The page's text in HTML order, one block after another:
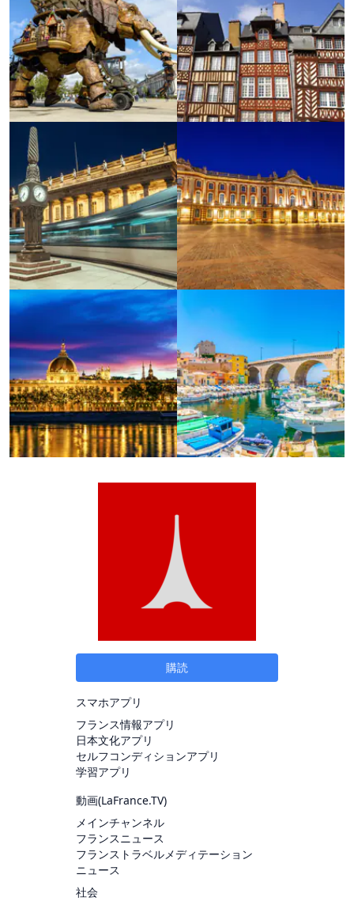
購読
スマホアプリ
フランス情報アプリ
日本文化アプリ
セルフコンディションアプリ
学習アプリ
動画(LaFrance.TV)
メインチャンネル
フランスニュース
フランストラベルメディテーション
ニュース
社会